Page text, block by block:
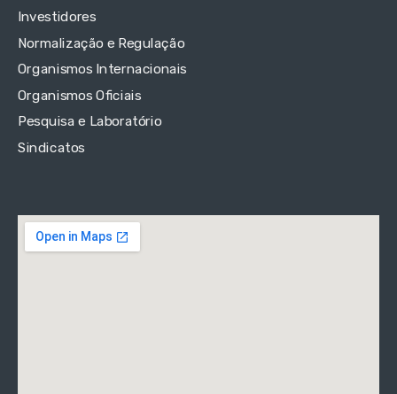
Investidores
Normalização e Regulação
Organismos Internacionais
Organismos Oficiais
Pesquisa e Laboratório
Sindicatos